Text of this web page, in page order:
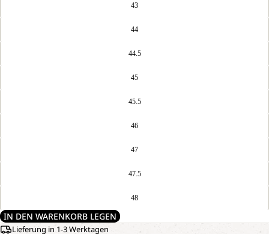
43
44
44.5
45
45.5
46
47
47.5
48
IN DEN WARENKORB LEGEN
Lieferung in 1-3 Werktagen